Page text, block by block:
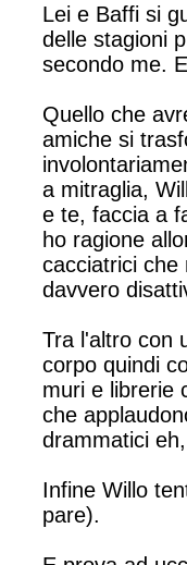
Lei e Baffi si
delle stagioni
secondo me.
Quello che
amiche si
a mitraglia,
e te, faccia a
ho ragione
cacciatrici che
davvero
Tra l'altro con
corpo quindi
muri e librerie
che
drammatici
Infine Willo
pare).